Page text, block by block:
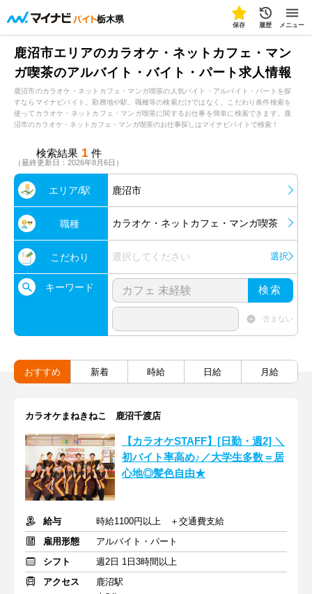
栃木県
保存 履歴 メニュー
鹿沼市エリアのカラオケ・ネットカフェ・マン
ガ喫茶のアルバイト・バイト・パート求人情報
鹿沼市のカラオケ・ネットカフェ・マンガ喫茶の人気バイト・アルバイト・パートを探
すならマイナビバイト。勤務地や駅、職種等の検索だけではなく、こだわり条件検索を
使ってカラオケ・ネットカフェ・マンガ喫茶に関するお仕事を簡単に検索できます。鹿
沼市のカラオケ・ネットカフェ・マンガ喫茶のお仕事探しはマイナビバイトで検索！
検索結果 1 件
（最終更新日：2026年8月6日）
エリア/駅 鹿沼市
職種 カラオケ・ネットカフェ・マンガ喫茶
こだわり 選択してください 選択
キーワード 検索
含まない
おすすめ 新着 時給 日給 月給
カラオケまねきねこ 鹿沼千渡店
【カラオケSTAFF】[日勤・週2] ＼
初バイト率高め♪／大学生多数＝居
心地◎髪色自由★
給与
時給1100円以上 ＋交通費支給
雇用形態
アルバイト・パート
シフト
週2日 1日3時間以上
アクセス
鹿沼駅